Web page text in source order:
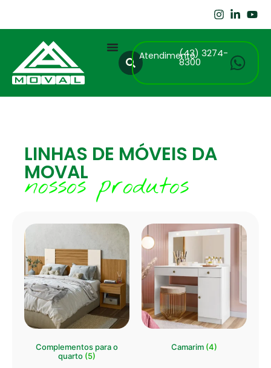
Atendimento(43) 3274-
8300
LINHAS DE MÓVEIS DA
MOVAL
nossos produtos
Complementos para o
quarto (5)
Camarim (4)